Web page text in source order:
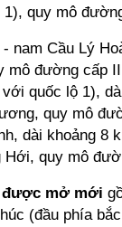
1), quy mô
nam Cầu Lý
mô đường cấp
quốc lộ 1),
quy mô
dài khoảng 8
Hới, quy mô
được mở mới
(đầu phía